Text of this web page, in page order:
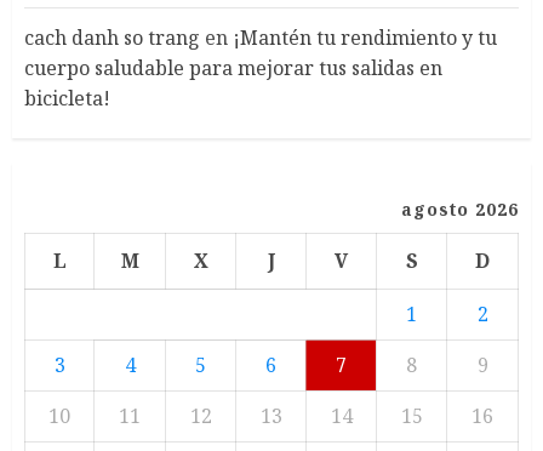
cach danh so trang en ¡Mantén tu rendimiento y tu
cuerpo saludable para mejorar tus salidas en
bicicleta!
agosto 2026
L M X J V S
D
1
2
3
4 5 6 7 8
9
10
11 12 13 14 15
16